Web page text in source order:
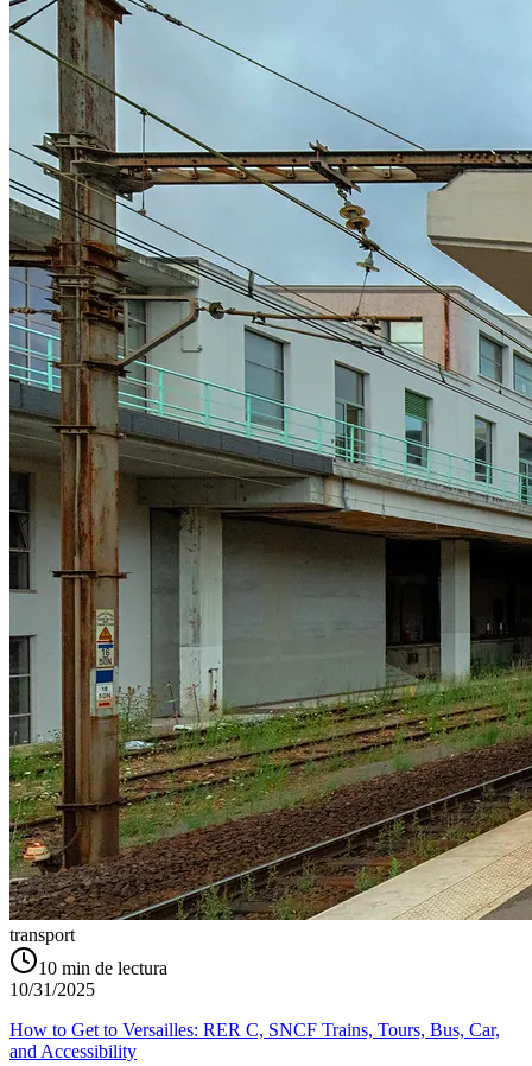
transport
10 min de lectura
10/31/2025
How to Get to Versailles: RER C, SNCF Trains, Tours, Bus, Car,
and Accessibility